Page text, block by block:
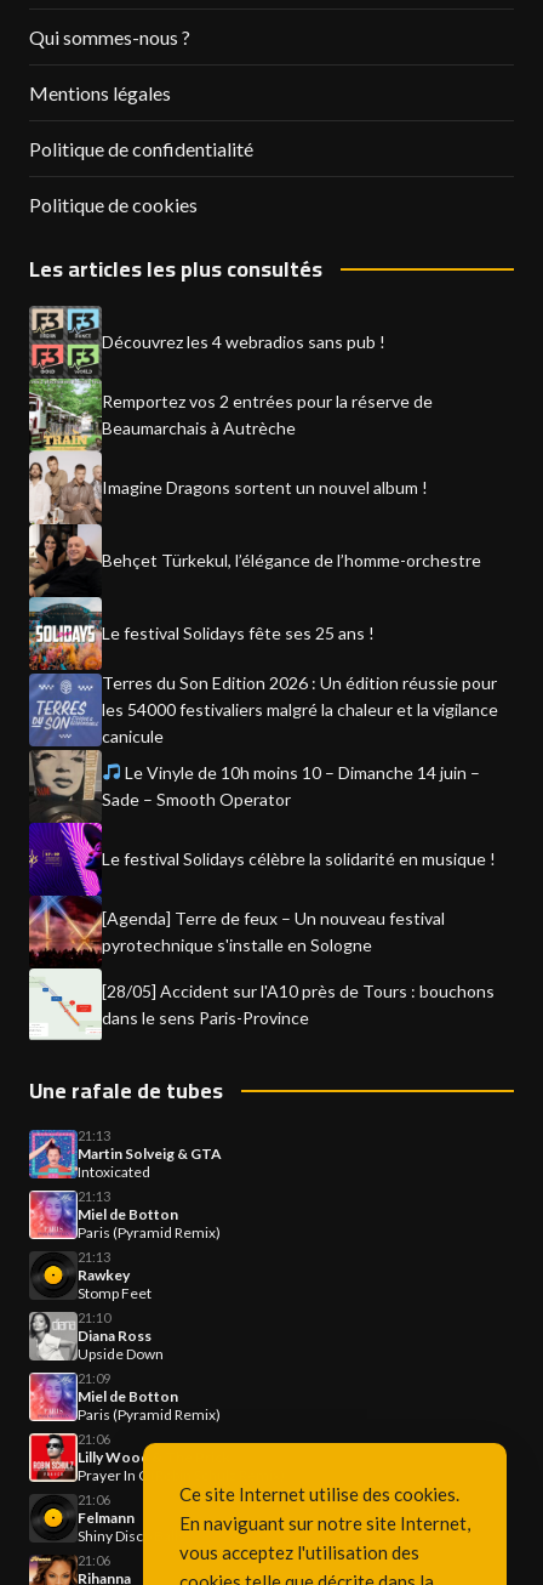
Qui sommes-nous ?
Mentions légales
Politique de confidentialité
Politique de cookies
Les articles les plus consultés
Découvrez les 4 webradios sans pub !
Remportez vos 2 entrées pour la réserve de
Beaumarchais à Autrèche
Imagine Dragons sortent un nouvel album !
Behçet Türkekul, l’élégance de l’homme-orchestre
Le festival Solidays fête ses 25 ans !
Terres du Son Edition 2026 : Un édition réussie pour
les 54000 festivaliers malgré la chaleur et la vigilance
canicule
Le Vinyle de 10h moins 10 – Dimanche 14 juin –
Sade – Smooth Operator
Le festival Solidays célèbre la solidarité en musique !
[Agenda] Terre de feux – Un nouveau festival
pyrotechnique s'installe en Sologne
[28/05] Accident sur l'A10 près de Tours : bouchons
dans le sens Paris-Province
Une rafale de tubes
21:13
Martin Solveig & GTA
Intoxicated
21:13
Miel de Botton
Paris (Pyramid Remix)
21:13
Rawkey
Stomp Feet
21:10
Diana Ross
Upside Down
21:09
Miel de Botton
Paris (Pyramid Remix)
21:06
Lilly Wood & The Prick
Prayer In C (Robin Schulz Remix)
21:06
Felmann
Shiny Disco Balls
21:06
Rihanna
Ce site Internet utilise des cookies.
En naviguant sur notre site Internet,
vous acceptez l'utilisation des